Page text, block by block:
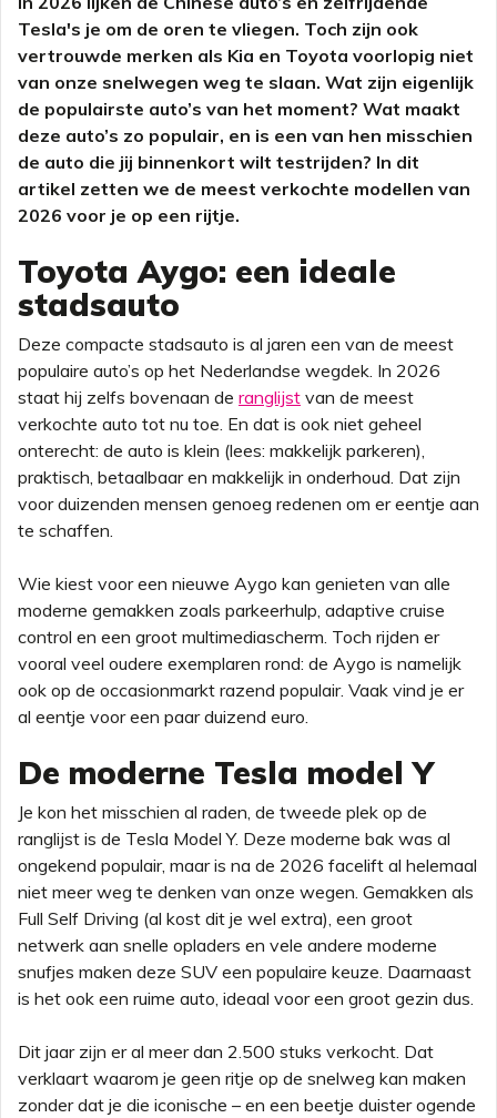
Tesla's je om de oren te vliegen. Toch zijn ook
vertrouwde merken als Kia en Toyota voorlopig niet
van onze snelwegen weg te slaan. Wat zijn eigenlijk
de populairste auto’s van het moment? Wat maakt
deze auto’s zo populair, en is een van hen misschien
de auto die jij binnenkort wilt testrijden? In dit
artikel zetten we de meest verkochte modellen van
2026 voor je op een rijtje.
Toyota Aygo: een ideale
stadsauto
Deze compacte stadsauto is al jaren een van de meest
populaire auto’s op het Nederlandse wegdek. In 2026
staat hij zelfs bovenaan de ranglijst van de meest
verkochte auto tot nu toe. En dat is ook niet geheel
onterecht: de auto is klein (lees: makkelijk parkeren),
praktisch, betaalbaar en makkelijk in onderhoud. Dat zijn
voor duizenden mensen genoeg redenen om er eentje aan
te schaffen.
Wie kiest voor een nieuwe Aygo kan genieten van alle
moderne gemakken zoals parkeerhulp, adaptive cruise
control en een groot multimediascherm. Toch rijden er
vooral veel oudere exemplaren rond: de Aygo is namelijk
ook op de occasionmarkt razend populair. Vaak vind je er
al eentje voor een paar duizend euro.
De moderne Tesla model Y
Je kon het misschien al raden, de tweede plek op de
ranglijst is de Tesla Model Y. Deze moderne bak was al
ongekend populair, maar is na de 2026 facelift al helemaal
niet meer weg te denken van onze wegen. Gemakken als
Full Self Driving (al kost dit je wel extra), een groot
netwerk aan snelle opladers en vele andere moderne
snufjes maken deze SUV een populaire keuze. Daarnaast
is het ook een ruime auto, ideaal voor een groot gezin dus.
Dit jaar zijn er al meer dan 2.500 stuks verkocht. Dat
verklaart waarom je geen ritje op de snelweg kan maken
zonder dat je die iconische – en een beetje duister ogende